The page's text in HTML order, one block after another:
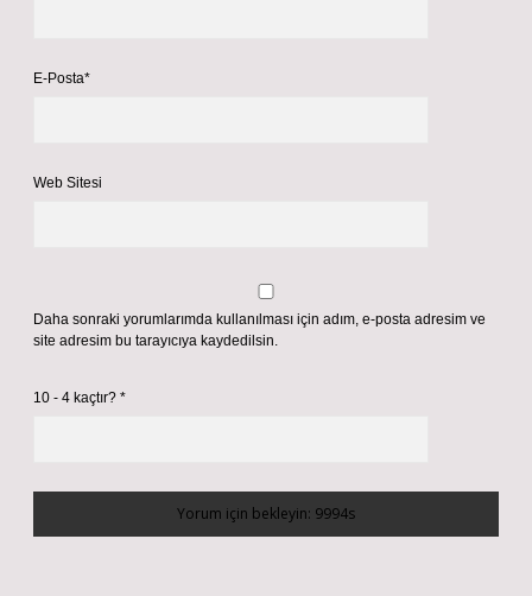
E-Posta*
Web Sitesi
Daha sonraki yorumlarımda kullanılması için adım, e-posta adresim ve
site adresim bu tarayıcıya kaydedilsin.
10 - 4 kaçtır? *